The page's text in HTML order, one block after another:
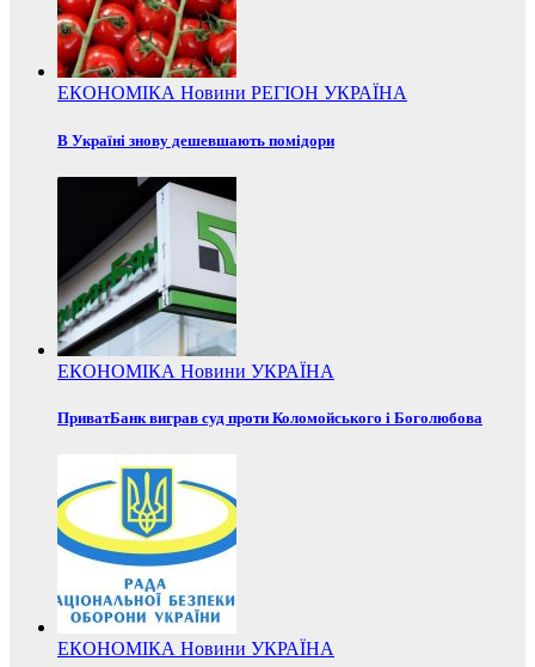
ЕКОНОМІКА Новини РЕГІОН УКРАЇНА
В Україні знову дешевшають помідори
ЕКОНОМІКА Новини УКРАЇНА
ПриватБанк виграв суд проти Коломойського і Боголюбова
ЕКОНОМІКА Новини УКРАЇНА